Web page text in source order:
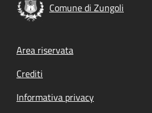
Comune di Zungoli
Footer menu
Area riservata
Crediti
Informativa privacy